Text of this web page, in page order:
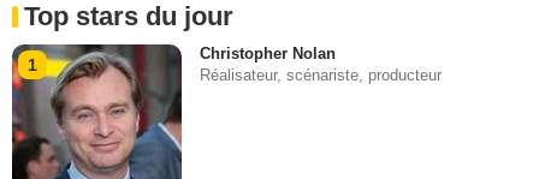
Top stars du jour
1
Christopher Nolan
Réalisateur, scénariste, producteur